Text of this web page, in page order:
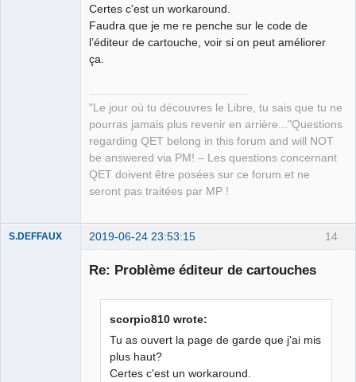
Certes c'est un workaround.
Faudra que je me re penche sur le code de
l’éditeur de cartouche, voir si on peut améliorer
ça.
"Le jour où tu découvres le Libre, tu sais que tu ne
pourras jamais plus revenir en arrière..."Questions
regarding QET belong in this forum and will NOT
be answered via PM! – Les questions concernant
QET doivent être posées sur ce forum et ne
seront pas traitées par MP !
14
S.DEFFAUX 2019-06-24 23:53:15
Re: Problème éditeur de cartouches
scorpio810 wrote:
Tu as ouvert la page de garde que j'ai mis
plus haut?
Certes c'est un workaround.